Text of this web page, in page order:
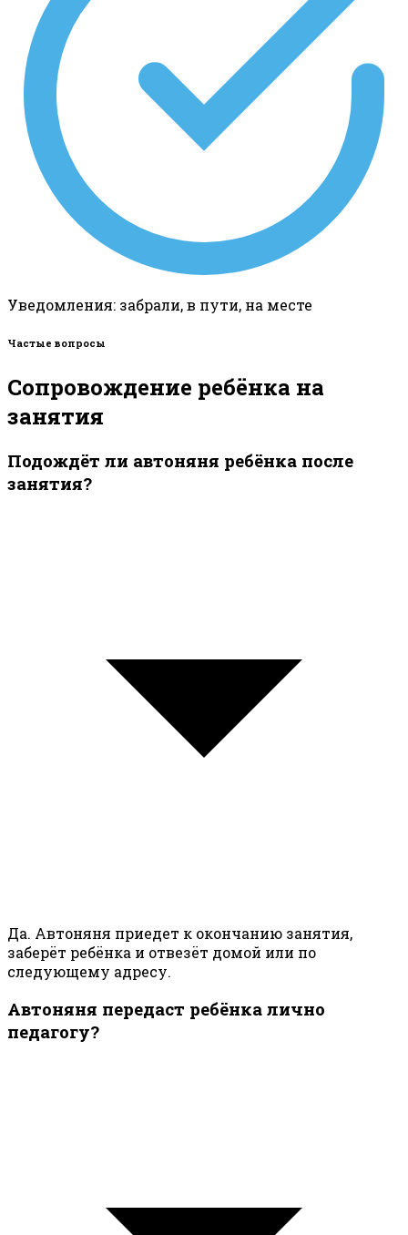
Уведомления: забрали, в пути, на месте
Частые вопросы
Сопровождение ребёнка на
занятия
Подождёт ли автоняня ребёнка после
занятия?
Да. Автоняня приедет к окончанию занятия,
заберёт ребёнка и отвезёт домой или по
следующему адресу.
Автоняня передаст ребёнка лично
педагогу?